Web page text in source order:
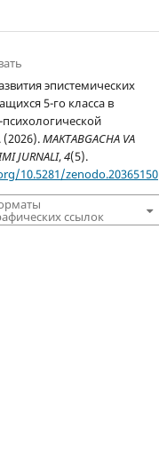
эпистемических
5-го класса в
(2026).MAKTABGACHA VA
JURNALI,4(5).
10.5281/zenodo.20365150
ссылок